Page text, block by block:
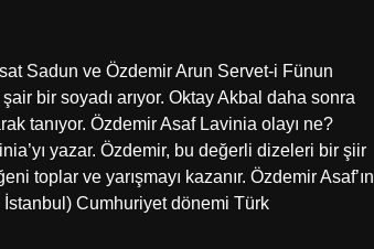
Sadun ve Özdemir Arun Servet-i Fünun
bir soyadı arıyor. Oktay Akbal daha sonra
tanıyor. Özdemir Asaf Lavinia olayı ne?
yazar. Özdemir, bu değerli dizeleri bir şiir
toplar ve yarışmayı kazanır. Özdemir Asaf’ın
Cumhuriyet dönemi Türk